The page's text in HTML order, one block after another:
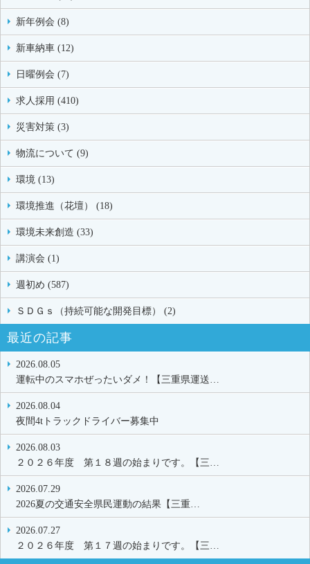
新年例会 (8)
新車納車 (12)
日曜例会 (7)
求人採用 (410)
災害対策 (3)
物流について (9)
環境 (13)
環境推進（花壇） (18)
環境未来創造 (33)
講演会 (1)
週初め (587)
ＳＤＧｓ（持続可能な開発目標） (2)
最近の記事
2026.08.05
運転中のスマホぜったいダメ！【三重県運送…
2026.08.04
夜間4tトラックドライバー募集中
2026.08.03
２０２６年度 第１８週の始まりです。【三…
2026.07.29
2026夏の交通安全県民運動の結果【三重…
2026.07.27
２０２６年度 第１７週の始まりです。【三…